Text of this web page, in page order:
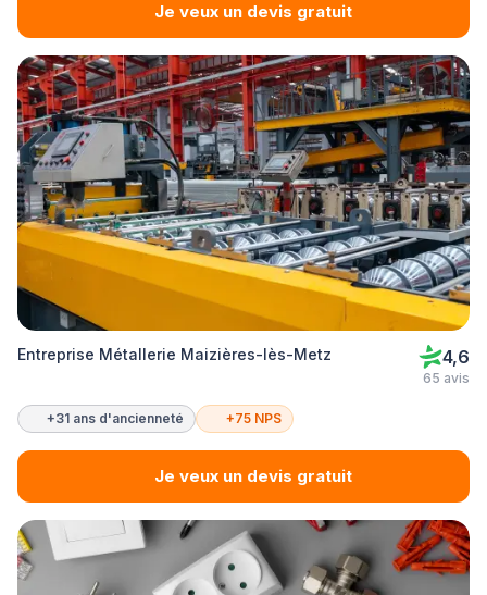
Je veux un devis gratuit
Entreprise Métallerie Maizières-lès-Metz 4,6
65 avis
+31 ans d'ancienneté +75 NPS
Je veux un devis gratuit